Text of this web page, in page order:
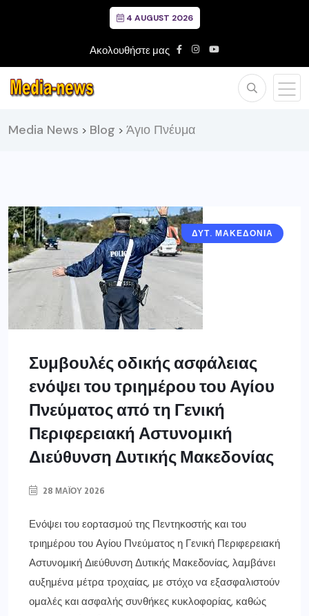
4 AUGUST 2026
Ακολουθήστε μας
Media News > Blog > Άγιο Πνέυμα
ΔΥΤ. ΜΑΚΕΔΟΝΙΑ
Συμβουλές οδικής ασφάλειας
ενόψει του τριημέρου του Αγίου
Πνεύματος από τη Γενική
Περιφερειακή Αστυνομική
Διεύθυνση Δυτικής Μακεδονίας
28 ΜΑΪ́ΟΥ 2026
Ενόψει του εορτασμού της Πεντηκοστής και του
τριημέρου του Αγίου Πνεύματος η Γενική Περιφερειακή
Αστυνομική Διεύθυνση Δυτικής Μακεδονίας, λαμβάνει
αυξημένα μέτρα τροχαίας, με στόχο να εξασφαλιστούν
ομαλές και ασφαλής συνθήκες κυκλοφορίας, καθώς